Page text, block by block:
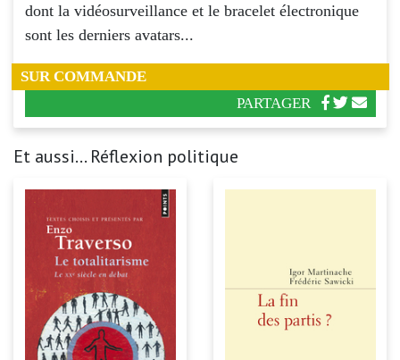
dont la vidéosurveillance et le bracelet électronique
sont les derniers avatars...
SUR COMMANDE
PARTAGER
Et aussi... Réflexion politique